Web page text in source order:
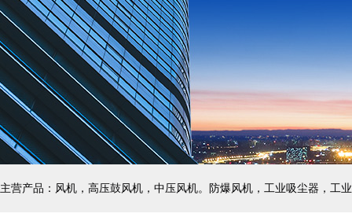
主营产品：风机，高压鼓风机，中压风机。防爆风机，工业吸尘器，工